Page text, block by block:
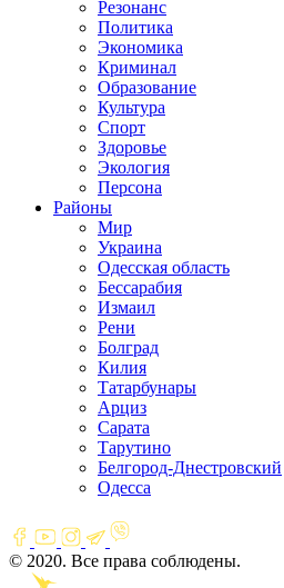
Резонанс
Политика
Экономика
Криминал
Образование
Культура
Спорт
Здоровье
Экология
Персона
Районы
Мир
Украина
Одесская область
Бессарабия
Измаил
Рени
Болград
Килия
Татарбунары
Арциз
Сарата
Тарутино
Белгород-Днестровский
Одесса
© 2020. Все права соблюдены.